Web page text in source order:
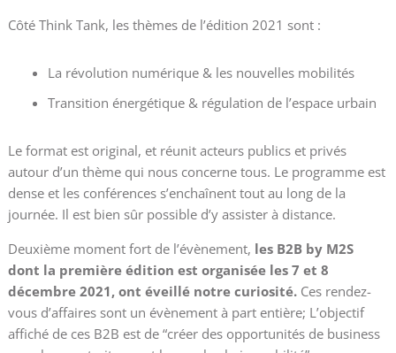
Côté Think Tank, les thèmes de l’édition 2021 sont :
La révolution numérique & les nouvelles mobilités
Transition énergétique & régulation de l’espace urbain
Le format est original, et réunit acteurs publics et privés
autour d’un thème qui nous concerne tous. Le programme est
dense et les conférences s’enchaînent tout au long de la
journée. Il est bien sûr possible d’y assister à distance.
Deuxième moment fort de l’évènement, les B2B by M2S
dont la première édition est organisée les 7 et 8
décembre 2021, ont éveillé notre curiosité. Ces rendez-
vous d’affaires sont un évènement à part entière; L’objectif
affiché de ces B2B est de “créer des opportunités de business